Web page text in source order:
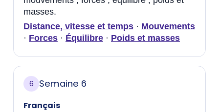
masses.
Distance, vitesse et temps · Mouvements
· Forces · Équilibre · Poids et masses
6 Semaine 6
Français